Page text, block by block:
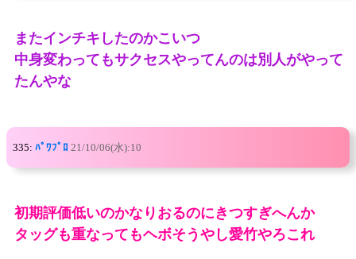
またインチキしたのかこいつ
中身変わってもサクセスやってんのは別人がやって
たんやな
335: ﾊﾟﾜﾌﾟﾛ 21/10/06(水):10
初期評価低いのかなりおるのにきつすぎへんか
タッグも重なってもヘボそうやし愛竹やろこれ